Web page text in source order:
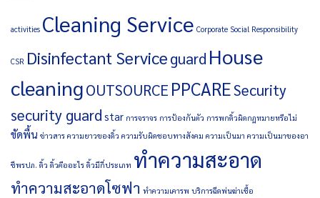
activities Cleaning Service Corporate Social Responsibility
CSR Disinfectant Serviceguard House
cleaningOUTSOURCE PPCARESecurity
security guard star การจราจร การป้องกันตัว การพกดิ้วผิดกฏหมายหรือไม่
ขัดพื้น ข่าวสาร ความยาวของดิ้ว ความรับผิดชอบทางสังคม ความเป็นมา ความเป็นมาของอา
ชีพรปภ. ดิ้ว ดิ้วคืออะไร ดิ้วมีกี่ประเภท ทำความสะอาด
ทำความสะอาดโซฟา ทำความเคารพ บริการฉีดพ่นฆ่าเชื้อ